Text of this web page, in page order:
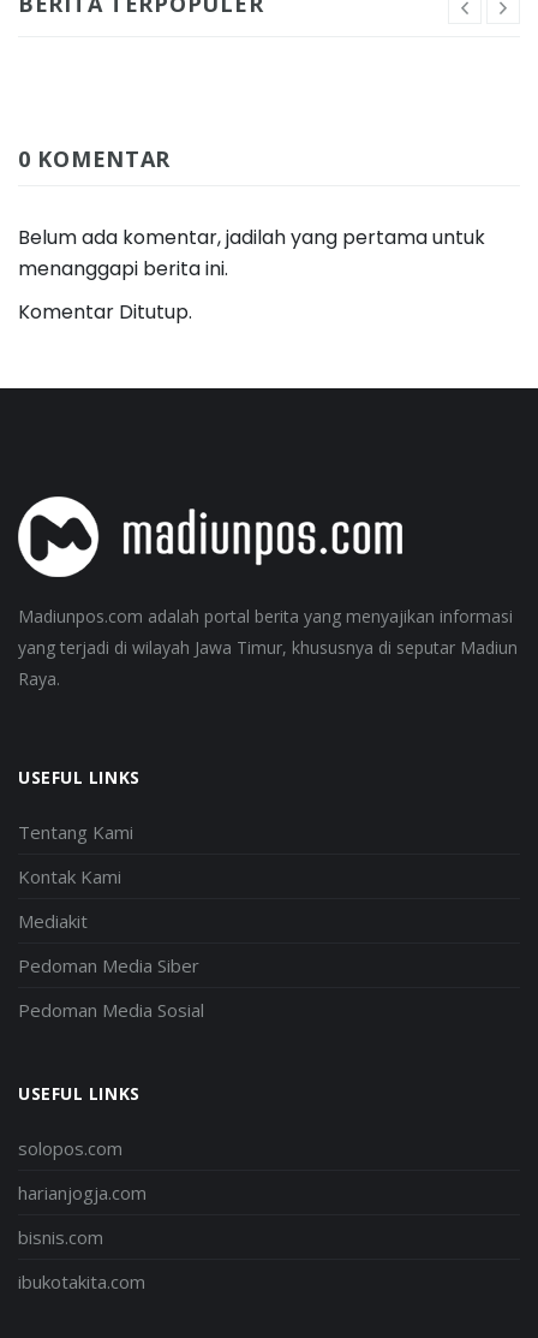
0 KOMENTAR
Belum ada komentar, jadilah yang pertama untuk
menanggapi berita ini.
Komentar Ditutup.
Madiunpos.com adalah portal berita yang menyajikan informasi
yang terjadi di wilayah Jawa Timur, khususnya di seputar Madiun
Raya.
USEFUL LINKS
Tentang Kami
Kontak Kami
Mediakit
Pedoman Media Siber
Pedoman Media Sosial
USEFUL LINKS
solopos.com
harianjogja.com
bisnis.com
ibukotakita.com